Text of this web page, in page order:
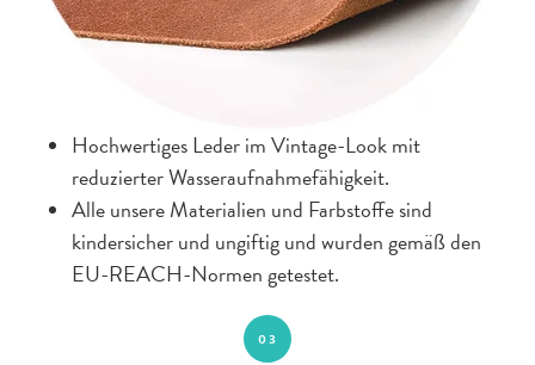
Hochwertiges Leder im Vintage-Look mit
reduzierter Wasseraufnahmefähigkeit.
Alle unsere Materialien und Farbstoffe sind
kindersicher und ungiftig und wurden gemäß den
EU-REACH-Normen getestet.
03